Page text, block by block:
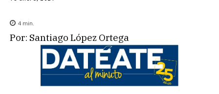
4 min.
Por: Santiago López Ortega